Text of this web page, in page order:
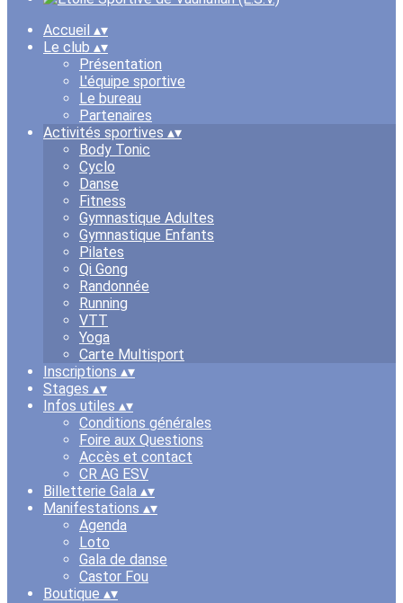
Accueil ▴▾
Le club ▴▾
Présentation
L'équipe sportive
Le bureau
Partenaires
Activités sportives ▴▾
Body Tonic
Cyclo
Danse
Fitness
Gymnastique Adultes
Gymnastique Enfants
Pilates
Qi Gong
Randonnée
Running
VTT
Yoga
Carte Multisport
Inscriptions ▴▾
Stages ▴▾
Infos utiles ▴▾
Conditions générales
Foire aux Questions
Accès et contact
CR AG ESV
Billetterie Gala ▴▾
Manifestations ▴▾
Agenda
Loto
Gala de danse
Castor Fou
Boutique ▴▾